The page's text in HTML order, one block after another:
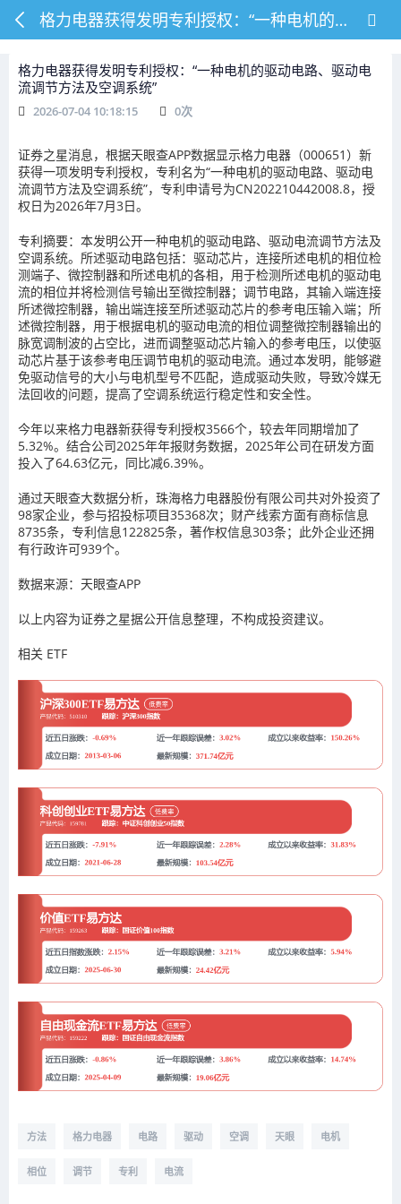
格力电器获得发明专利授权：“一种电机的驱动电路、驱动电流调节方法及空调系统”
格力电器获得发明专利授权：“一种电机的驱动电路、驱动电
流调节方法及空调系统”
2026-07-04 10:18:15 0次
证券之星消息，根据天眼查APP数据显示格力电器（000651）新
获得一项发明专利授权，专利名为“一种电机的驱动电路、驱动电
流调节方法及空调系统”，专利申请号为CN202210442008.8，授
权日为2026年7月3日。
专利摘要：本发明公开一种电机的驱动电路、驱动电流调节方法及
空调系统。所述驱动电路包括：驱动芯片，连接所述电机的相位检
测端子、微控制器和所述电机的各相，用于检测所述电机的驱动电
流的相位并将检测信号输出至微控制器；调节电路，其输入端连接
所述微控制器，输出端连接至所述驱动芯片的参考电压输入端；所
述微控制器，用于根据电机的驱动电流的相位调整微控制器输出的
脉宽调制波的占空比，进而调整驱动芯片输入的参考电压，以使驱
动芯片基于该参考电压调节电机的驱动电流。通过本发明，能够避
免驱动信号的大小与电机型号不匹配，造成驱动失败，导致冷媒无
法回收的问题，提高了空调系统运行稳定性和安全性。
今年以来格力电器新获得专利授权3566个，较去年同期增加了
5.32%。结合公司2025年年报财务数据，2025年公司在研发方面
投入了64.63亿元，同比减6.39%。
通过天眼查大数据分析，珠海格力电器股份有限公司共对外投资了
98家企业，参与招投标项目35368次；财产线索方面有商标信息
8735条，专利信息122825条，著作权信息303条；此外企业还拥
有行政许可939个。
数据来源：天眼查APP
以上内容为证券之星据公开信息整理，不构成投资建议。
相关 ETF
方法 格力电器 电路 驱动 空调 天眼 电机
相位 调节 专利 电流